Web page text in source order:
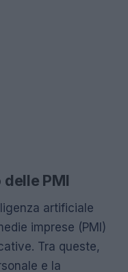
PMI
artificiale
imprese (PMI)
Tra queste,
e la